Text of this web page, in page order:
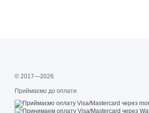
© 2017—2026
Приймаємо до оплати